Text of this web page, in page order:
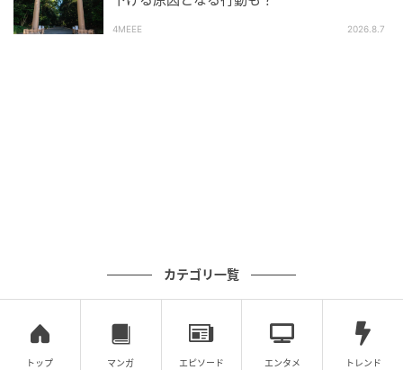
「もう少し頑張れば何とかなるかも」「時間が経てば
はずですが、時間と労力の損失は他に代えがききませ
ん。
4MEEE 2026.8.7
カテゴリ一覧
トップ マンガ エピソード エンタメ トレンド